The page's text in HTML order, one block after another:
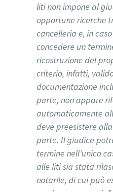
liti non impone al
opportune ricerche
cancelleria e, in
concedere un
ricostruzione del
criterio, infatti,
documentazione
parte, non appare
automaticamente
deve preesistere
parte. Il giudice
termine nell’unico
alle liti sia stata
notarile, di cui può